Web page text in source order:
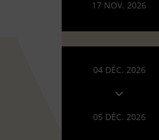
17 NOV. 2026
04 DÉC. 2026
05 DÉC. 2026